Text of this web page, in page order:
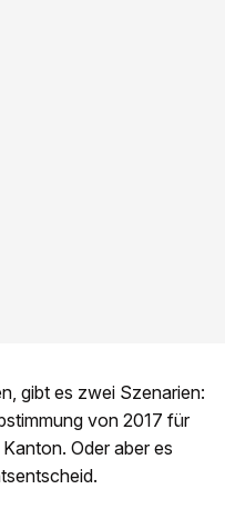
gibt es zwei Szenarien:
von 2017 für
Oder aber es